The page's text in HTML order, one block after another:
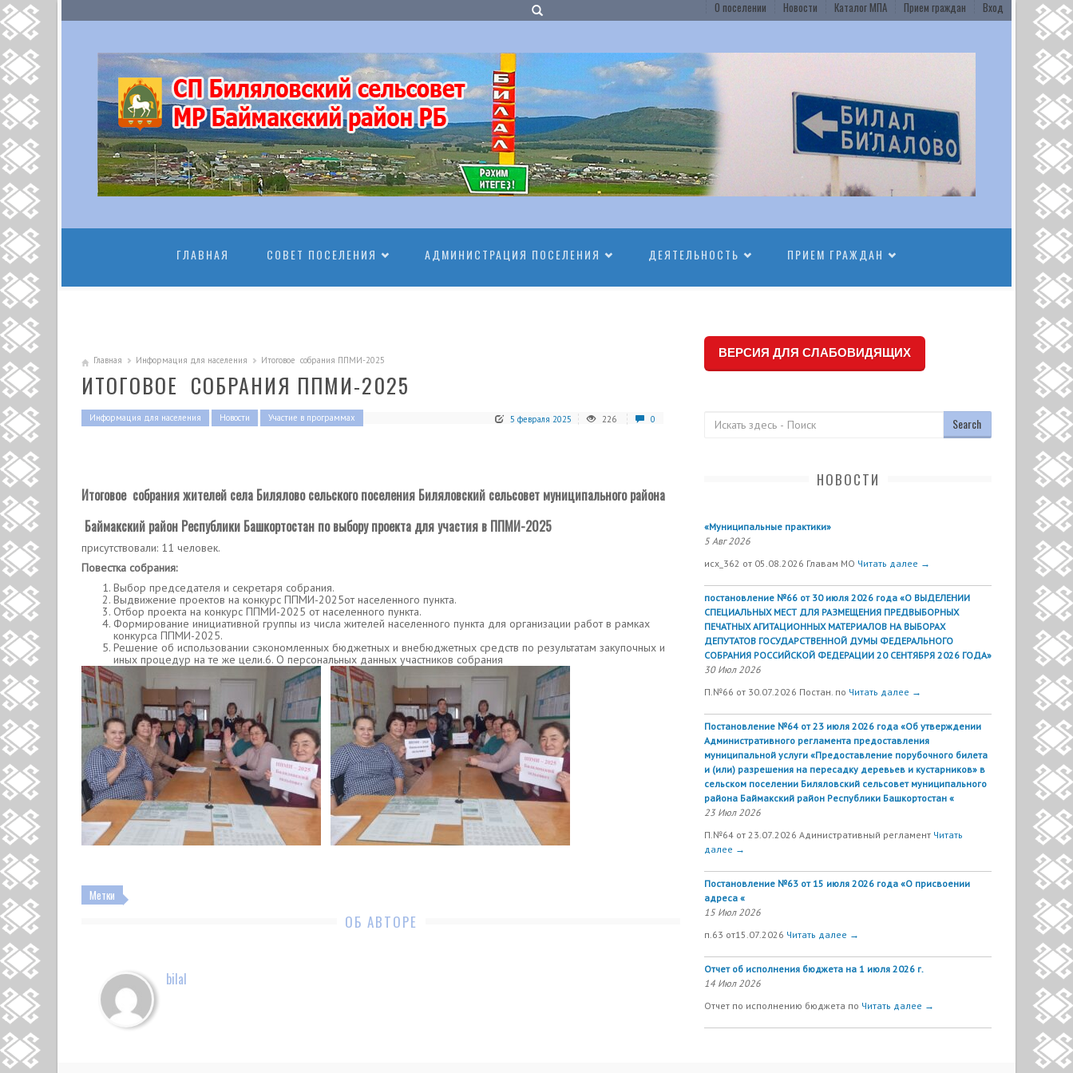
О поселении Новости Каталог МПА Прием граждан Вход
ГЛАВНАЯ
СОВЕТ ПОСЕЛЕНИЯ АДМИНИСТРАЦИЯ ПОСЕЛЕНИЯ ДЕЯТЕЛЬНОСТЬ ПРИЕМ ГРАЖДАН
Главная Информация для населения Итоговое собрания ППМИ-2025
ИТОГОВОЕ СОБРАНИЯ ППМИ-2025
Информация для населения Новости Участие в программах 5 февраля 2025 226 0
Итоговое собрания жителей села Билялово сельского поселения Биляловский сельсовет муниципального района
Баймакский район Республики Башкортостан по выбору проекта для участия в ППМИ-2025
присутствовали: 11 человек.
Повестка собрания:
Выбор председателя и секретаря собрания.
Выдвижение проектов на конкурс ППМИ-2025от населенного пункта.
Отбор проекта на конкурс ППМИ-2025 от населенного пункта.
Формирование инициативной группы из числа жителей населенного пункта для организации работ в рамках
конкурса ППМИ-2025.
Решение об использовании сэкономленных бюджетных и внебюджетных средств по результатам закупочных и
иных процедур на те же цели.6. О персональных данных участников собрания
Метки
ОБ АВТОРЕ
bilal
ВЕРСИЯ ДЛЯ СЛАБОВИДЯЩИХ
НОВОСТИ
«Муниципальные практики»
5 Авг 2026
исх_362 от 05.08.2026 Главам МО Читать далее →
постановление №66 от 30 июля 2026 года «О ВЫДЕЛЕНИИ
СПЕЦИАЛЬНЫХ МЕСТ ДЛЯ РАЗМЕЩЕНИЯ ПРЕДВЫБОРНЫХ
ПЕЧАТНЫХ АГИТАЦИОННЫХ МАТЕРИАЛОВ НА ВЫБОРАХ
ДЕПУТАТОВ ГОСУДАРСТВЕННОЙ ДУМЫ ФЕДЕРАЛЬНОГО
СОБРАНИЯ РОССИЙСКОЙ ФЕДЕРАЦИИ 20 СЕНТЯБРЯ 2026 ГОДА»
30 Июл 2026
П.№66 от 30.07.2026 Постан. по Читать далее →
Постановление №64 от 23 июля 2026 года «Об утверждении
Административного регламента предоставления
муниципальной услуги «Предоставление порубочного билета
и (или) разрешения на пересадку деревьев и кустарников» в
сельском поселении Биляловский сельсовет муниципального
района Баймакский район Республики Башкортостан «
23 Июл 2026
П.№64 от 23.07.2026 Адинистративный регламент Читать
далее →
Постановление №63 от 15 июля 2026 года «О присвоении
адреса «
15 Июл 2026
п.63 от15.07.2026 Читать далее →
Отчет об исполнения бюджета на 1 июля 2026 г.
14 Июл 2026
Отчет по исполнению бюджета по Читать далее →